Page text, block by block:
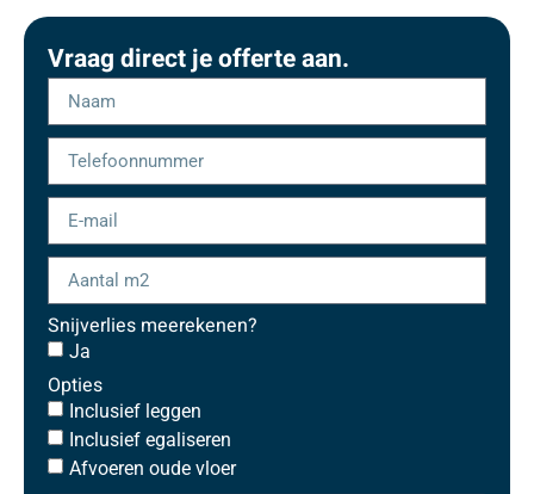
Vraag direct je offerte aan.
Snijverlies meerekenen?
Ja
Opties
Inclusief leggen
Inclusief egaliseren
Afvoeren oude vloer